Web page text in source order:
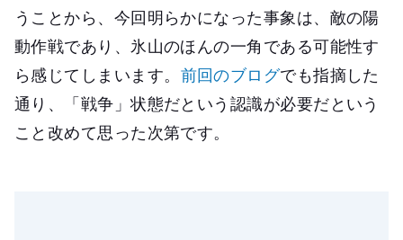
うことから、今回明らかになった事象は、敵の陽
動作戦であり、氷山のほんの一角である可能性す
ら感じてしまいます。 前回のブログでも指摘した
通り、「戦争」状態だという認識が必要だという
こと改めて思った次第です。